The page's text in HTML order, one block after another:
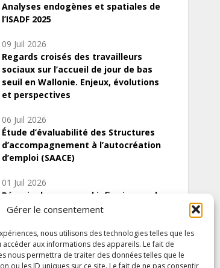
Gérer le consentement
nous utilisons des technologies telles que les
aux informations des appareils. Le fait de
nous permettra de traiter des données telles que le
ou les ID uniques sur ce site. Le fait de ne pas consentir
Analyses endogènes et spatiales de
l’ISADF 2025
09 Juil 2026
Regards croisés des travailleurs
sociaux sur l’accueil de jour de bas
seuil en Wallonie. Enjeux, évolutions
et perspectives
06 Juil 2026
Étude d’évaluabilité des Structures
d’accompagnement à l’autocréation
d’emploi (SAACE)
01 Juil 2026
Pénurie du personnel infirmier :quels
indicateurs d’offre de soins pour